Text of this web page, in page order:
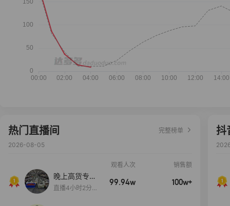
热门直播间
完整榜单
2026-08-05
观看人次 销售额
晚上高货专场
大放漏
直播4小时2分5
99.94w 100w+
抖